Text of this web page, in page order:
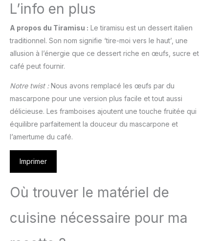
L’info en plus
A propos du Tiramisu : Le tiramisu est un dessert italien
traditionnel. Son nom signifie ‘tire-moi vers le haut’, une
allusion à l’énergie que ce dessert riche en œufs, sucre et
café peut fournir.
Notre twist :Nous avons remplacé les œufs par du
mascarpone pour une version plus facile et tout aussi
délicieuse. Les framboises ajoutent une touche fruitée qui
équilibre parfaitement la douceur du mascarpone et
l’amertume du café.
Imprimer
Où trouver le matériel de
cuisine nécessaire pour ma